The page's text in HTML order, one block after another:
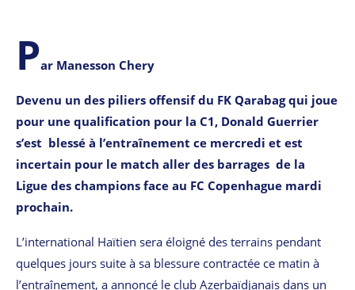
Par Manesson Chery
Devenu un des piliers offensif du FK Qarabag qui joue
pour une qualification pour la C1, Donald Guerrier
s’est blessé à l’entraînement ce mercredi et est
incertain pour le match aller des barrages de la
Ligue des champions face au FC Copenhague mardi
prochain.
L’international Haïtien sera éloigné des terrains pendant
quelques jours suite à sa blessure contractée ce matin à
l’entraînement, a annoncé le club Azerbaïdjanais dans un